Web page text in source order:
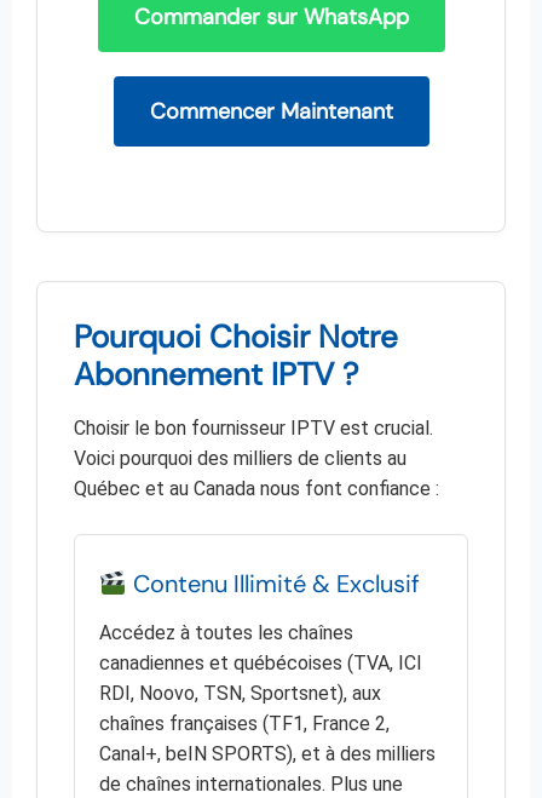
Commander sur WhatsApp
Commencer Maintenant
Pourquoi Choisir Notre
Abonnement IPTV ?
Choisir le bon fournisseur IPTV est crucial.
Voici pourquoi des milliers de clients au
Québec et au Canada nous font confiance :
Contenu Illimité & Exclusif
Accédez à toutes les chaînes
canadiennes et québécoises (TVA, ICI
RDI, Noovo, TSN, Sportsnet), aux
chaînes françaises (TF1, France 2,
Canal+, beIN SPORTS), et à des milliers
de chaînes internationales. Plus une